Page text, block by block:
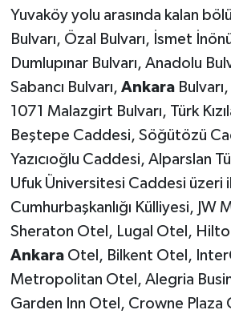
Yuvaköy yolu arasında kalan
Bulvarı, Özal Bulvarı, İsmet
Dumlupınar Bulvarı, Anadolu
Sabancı Bulvarı, Ankara
1071 Malazgirt Bulvarı, Türk
Beştepe Caddesi, Söğütözü
Yazıcıoğlu Caddesi, Alparslan
Ufuk Üniversitesi Caddesi üzeri
Cumhurbaşkanlığı Külliyesi,
Sheraton Otel, Lugal Otel,
AnkaraOtel, Bilkent Otel,
Metropolitan Otel, Alegria
Garden Inn Otel, Crowne